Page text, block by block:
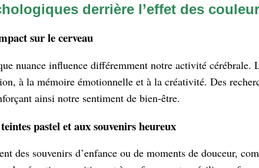
derrière l’effet des
sur le cerveau
nuance influence différemment notre activité
à la mémoire émotionnelle et à la créativité. Des
ainsi notre sentiment de bien-être.
pastel et aux souvenirs heureux
des souvenirs d’enfance ou de moments de douceur,